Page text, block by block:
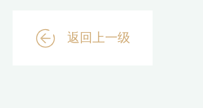
返回上一级